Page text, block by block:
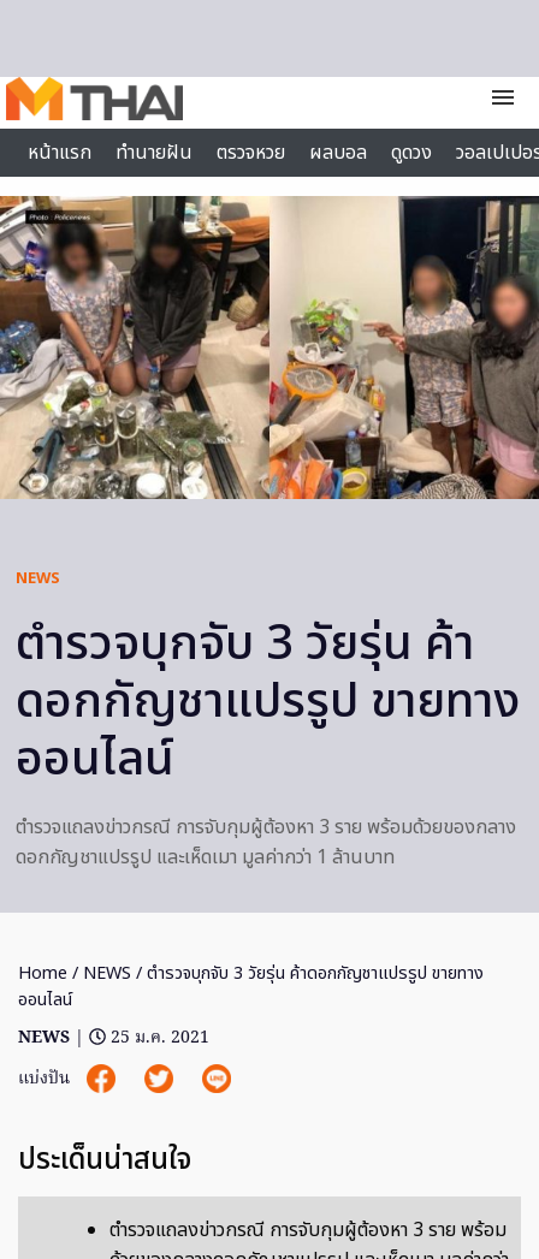
menu
หน้าแรก
ทำนายฝัน ตรวจหวย ผลบอล ดูดวง
วอลเปเป
ไลฟ์สไตล์
NEWS
ตำรวจบุกจับ 3 วัยรุ่น ค้า
ดอกกัญชาแปรรูป ขายทาง
ออนไลน์
ตำรวจแถลงข่าวกรณี การจับกุมผู้ต้องหา 3 ราย พร้อมด้วยของกลาง
ดอกกัญชาแปรรูป และเห็ดเมา มูลค่ากว่า 1 ล้านบาท
Home / NEWS / ตำรวจบุกจับ 3 วัยรุ่น ค้าดอกกัญชาแปรรูป ขายทาง
ออนไลน์
NEWS |
25 ม.ค. 2021
แบ่งปัน
ประเด็นน่าสนใจ
ตำรวจแถลงข่าวกรณี การจับกุมผู้ต้องหา 3 ราย พร้อม